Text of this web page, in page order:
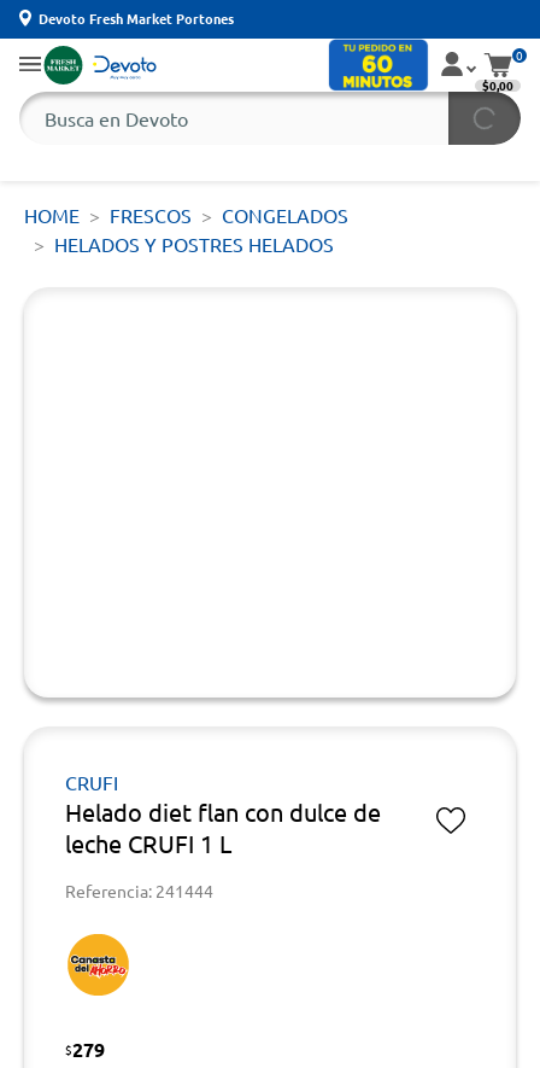
Devoto Fresh Market Portones
0
$0,00
HOME FRESCOS
CONGELADOS
HELADOS Y POSTRES HELADOS
CRUFI
Helado diet flan con dulce de
leche CRUFI 1 L
Referencia: 241444
$279